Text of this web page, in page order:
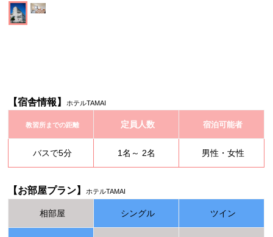
【宿舎情報】ホテルTAMAI
教習所までの距離 定員人数 宿泊可能者
バスで5分 1名～ 2名 男性・女性
【お部屋プラン】ホテルTAMAI
相部屋 シングル ツイン